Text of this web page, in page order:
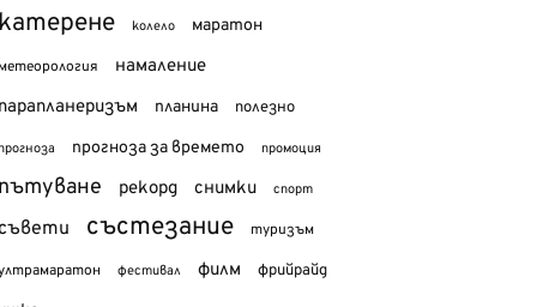
колело маратон
намаление
планина полезно
прогноза за времето промоция
рекорд снимки спорт
състезание туризъм
фестивал филм фрийрайд